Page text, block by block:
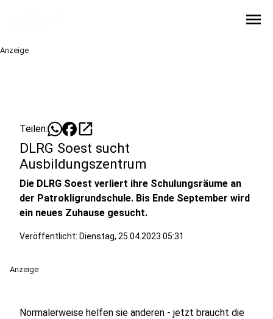
menu
Anzeige
Teilen: open_in_new
DLRG Soest sucht
Ausbildungszentrum
Die DLRG Soest verliert ihre Schulungsräume an
der Patrokligrundschule. Bis Ende September wird
ein neues Zuhause gesucht.
Veröffentlicht: Dienstag, 25.04.2023 05:31
Anzeige
Normalerweise helfen sie anderen - jetzt braucht die